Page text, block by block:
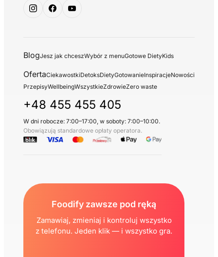
BlogJesz jak chceszWybór z menuGotowe DietyKids
OfertaCiekawostkiDetoksDietyGotowanieInspiracjeNowości
PrzepisyWellbeingWszystkieZdrowieZero waste
+48 455 455 405
W dni robocze: 7:00–17:00, w soboty: 7:00–10:00.
Obowiązują standardowe opłaty operatora.
Foodify zawsze pod ręką
Zamawiaj, zmieniaj i kontroluj wszystko
z telefonu. Jeden klik — i wszystko gra.